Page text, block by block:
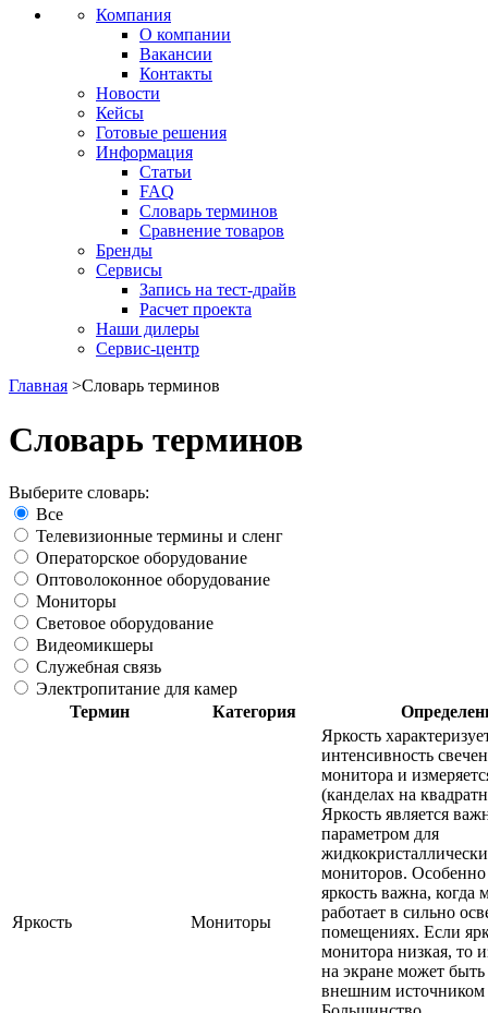
Компания
О компании
Вакансии
Контакты
Новости
Кейсы
Готовые решения
Информация
Статьи
FAQ
Словарь терминов
Сравнение товаров
Бренды
Сервисы
Запись на тест-драйв
Расчет проекта
Наши дилеры
Сервис-центр
Главная >Словарь терминов
Словарь терминов
Выберите словарь:
Все
Телевизионные термины и сленг
Операторское оборудование
Оптоволоконное оборудование
Мониторы
Световое оборудование
Видеомикшеры
Служебная связь
Электропитание для камер
Термин
Категория
Яркость Мониторы
Яркость
интенсивность
монитора и
(канделах на
Яркость является
параметром для
мониторов. Особенно
яркость важна, когда
работает в сильно
помещениях. Если
монитора низкая, то
на экране может быть
внешним источником